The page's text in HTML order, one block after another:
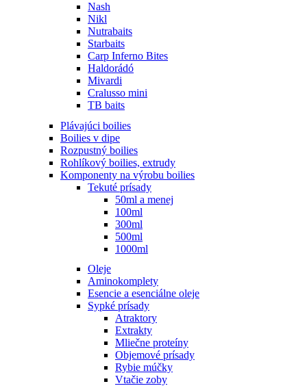
Nash
Nikl
Nutrabaits
Starbaits
Carp Inferno Bites
Haldorádó
Mivardi
Cralusso mini
TB baits
Plávajúci boilies
Boilies v dipe
Rozpustný boilies
Rohlíkový boilies, extrudy
Komponenty na výrobu boilies
Tekuté prísady
50ml a menej
100ml
300ml
500ml
1000ml
Oleje
Aminokomplety
Esencie a esenciálne oleje
Sypké prísady
Atraktory
Extrakty
Mliečne proteíny
Objemové prísady
Rybie múčky
Vtačie zoby